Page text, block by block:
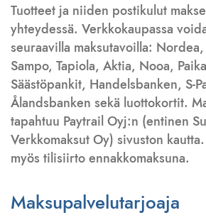
Tuotteet ja niiden postikulut
yhteydessä. Verkkokaupassa
seuraavilla maksutavoilla:
Sampo, Tapiola, Aktia, Nooa,
Säästöpankit, Handelsbanken, S-
Ålandsbanken sekä luottokortit.
tapahtuu Paytrail Oyj:n (entinen
Verkkomaksut Oy) sivuston
myös tilisiirto ennakkomaksuna.
Maksupalvelutarjoaja